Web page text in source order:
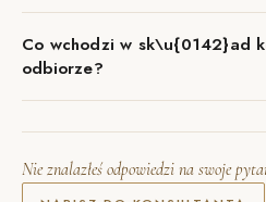
Co wchodzi w sk\u{0142}ad
odbiorze?
Nie znalazłeś odpowiedzi na swoje